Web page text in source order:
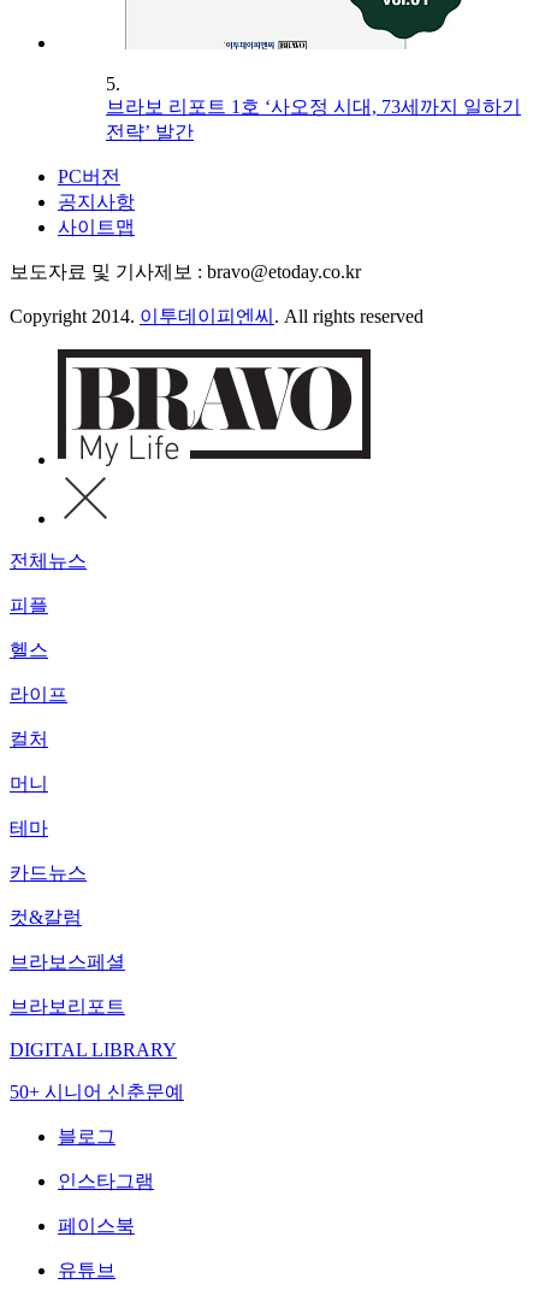
5.
브라보 리포트 1호 ‘사오정 시대, 73세까지 일하기
전략’ 발간
PC버전
공지사항
사이트맵
보도자료 및 기사제보 : bravo@etoday.co.kr
Copyright 2014. 이투데이피엔씨 . All rights reserved
전체뉴스
피플
헬스
라이프
컬처
머니
테마
카드뉴스
컷&칼럼
브라보스페셜
브라보리포트
DIGITAL LIBRARY
50+ 시니어 신춘문예
블로그
인스타그램
페이스북
유튜브